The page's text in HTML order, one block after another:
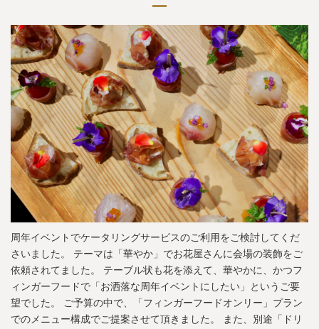
周年イベントでケータリングサービスのご利用をご検討してくだ
さいました。 テーマは「華やか」でお花屋さんに会場の装飾をご
依頼されてました。 テーブル状も花を添えて、華やかに、かつフ
ィンガーフードで「お洒落な周年イベントにしたい」というご要
望でした。 ご予算の中で、「フィンガーフードオンリー」プラン
でのメニュー構成でご提案させて頂きました。 また、別途「ドリ